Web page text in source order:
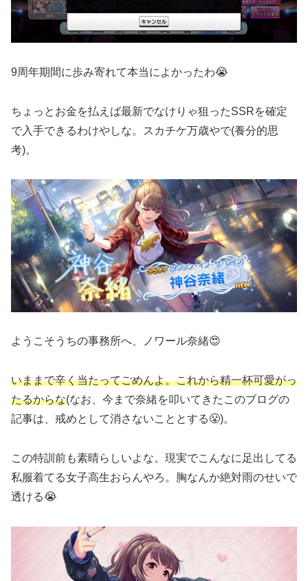
9周年期間に歩み寄れて本当によかったわ😭
ちょっとお金を払えば最新でなけりゃ狙ったSSRを確定
で入手できるわけやしな。スカチケ万歳やで(養分的思
考)。
ようこそうちの事務所へ、ノワール奈緒😍
いままで辛く当たってごめんよ。これから精一杯可愛がっ
たるからな(なお、今まで奈緒を叩いてきたこのブログの
記事は、戒めとして消さないこととする😤)。
この特訓前も素晴らしいよな。現実でこんなに足出してる
私服着てる女子高生おらんやろ。胸なんか絶対雨のせいで
透ける😭